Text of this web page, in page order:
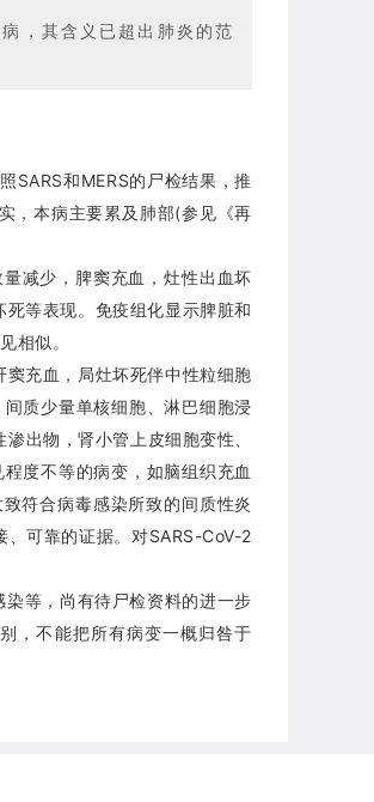
，其含义已超出肺炎的范
SARS和MERS的尸检结果，推
，本病主要累及肺部(参见《再
减少，脾窦充血，灶性出血坏
等表现。免疫组化显示脾脏和
相似。
充血，局灶坏死伴中性粒细胞
质少量单核细胞、淋巴细胞浸
出物，肾小管上皮细胞变性、
度不等的病变，如脑组织充血
符合病毒感染所致的间质性炎
可靠的证据。对SARS-CoV-2
等，尚有待尸检资料的进一步
，不能把所有病变一概归咎于